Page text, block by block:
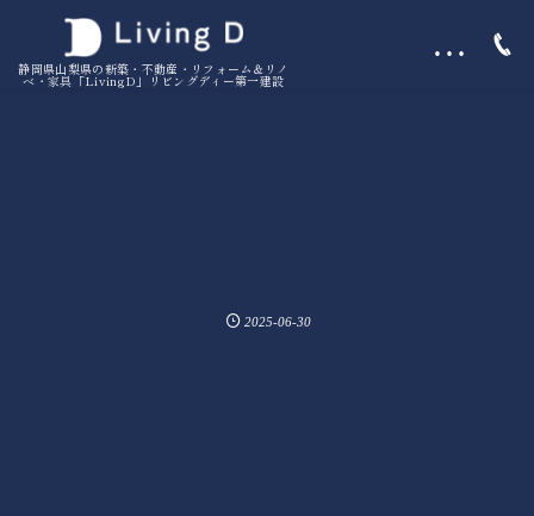
静岡県山梨県の新築・不動産・リフォーム＆リノ
ベ・家具「LivingD」リビングディー第一建設
…
2025-06-30